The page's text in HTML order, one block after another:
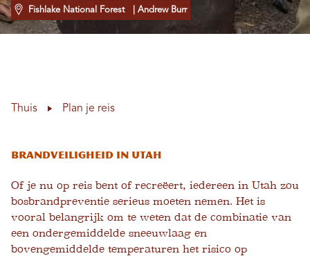
Fishlake National Forest | Andrew Burr
Thuis Plan je reis
Brandveiligheid in Utah
Of je nu op reis bent of recreëert, iedereen in Utah zou
bosbrandpreventie serieus moeten nemen. Het is
vooral belangrijk om te weten dat de combinatie van
een ondergemiddelde sneeuwlaag en
bovengemiddelde temperaturen het risico op